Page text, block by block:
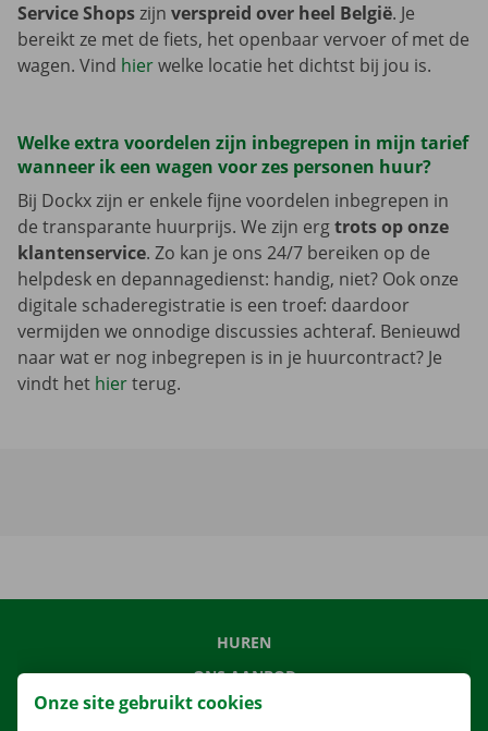
Service Shopszijn verspreid over heel België. Je
bereikt ze met de fiets, het openbaar vervoer of met de
wagen. Vind hierwelke locatie het dichtst bij jou is.
Welke extra voordelen zijn inbegrepen in mijn tarief
wanneer ik een wagen voor zes personen huur?
Bij Dockx zijn er enkele fijne voordelen inbegrepen in
de transparante huurprijs. We zijn ergtrots op onze
klantenservice. Zo kan je ons 24/7 bereiken op de
helpdesk en depannagedienst: handig, niet? Ook onze
digitale schaderegistratie is een troef: daardoor
vermijden we onnodige discussies achteraf. Benieuwd
naar wat er nog inbegrepen is in je huurcontract? Je
vindt het hierterug.
HUREN
ONS AANBOD
ONZE DIENSTEN
Onze site gebruikt cookies